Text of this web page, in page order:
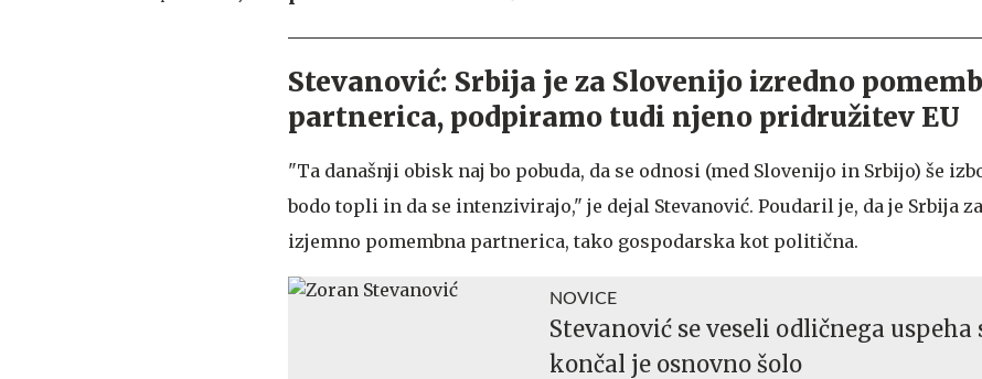
Stevanović: Srbija je za Slovenijo izredno
partnerica, podpiramo tudi njeno pridružitev EU
"Ta današnji obisk naj bo pobuda, da se odnosi (med Slovenijo in Srbijo) še
bodo topli in da se intenzivirajo," je dejal Stevanović. Poudaril je, da je Srbija
izjemno pomembna partnerica, tako gospodarska kot politična.
NOVICE
Stevanović se veseli odličnega uspeha
končal je osnovno šolo